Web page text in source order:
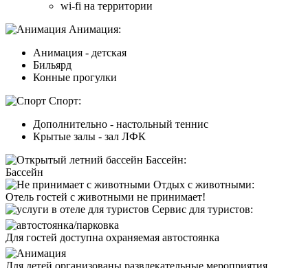
wi-fi на территории
Анимация:
Анимация - детская
Бильярд
Конные прогулки
Спорт:
Дополнительно - настольный теннис
Крытые залы - зал ЛФК
Бассейн:
Бассейн
Отдых с животными:
Отель гостей с животными не принимает!
Сервис для туристов:
Для гостей доступна охраняемая автостоянка